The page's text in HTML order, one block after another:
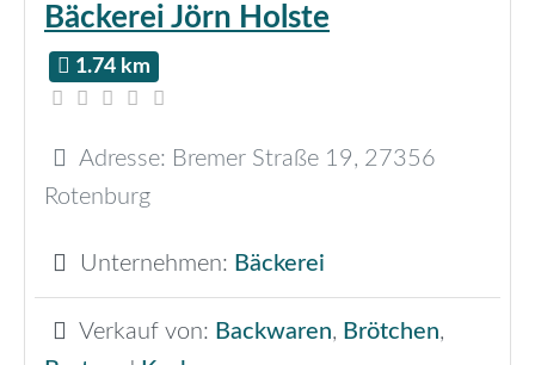
Bäckerei Jörn Holste
1.74 km
Adresse: Bremer Straße 19, 27356
Rotenburg
Unternehmen: Bäckerei
Verkauf von: Backwaren, Brötchen,